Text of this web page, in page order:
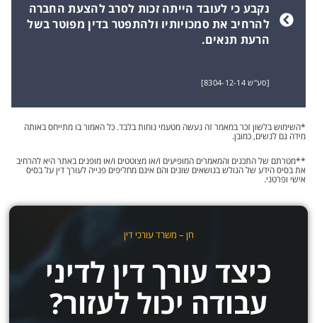
נקבע כי לעובד הייתה זכות לסרב להצעת החברה
להרחיב את סמכויותיו ולהתפטר בדין מפוטר בשל
הרעת תנאים.
[סע"ש 8304-12-14]
*השימוש בלשון זכר במאמר זה נעשה מטעמי נוחות בלבד. כל האמור בו מתייחס באותה
מידה גם לנשים, כמובן.
**מטרתם של התכנים והמאמרים המופיעים ו/או מצוטטים ו/או מופנים באתר היא להרחיב
את בסיס הידע של הגולש בנושאים שונים והם אינם מחליפים פנייה לעורך דין על בסיס
אישי ופרטני.
חן – משרד עורכי דין
כיצד עורך דין לדיני
עבודה יכול לעזור?